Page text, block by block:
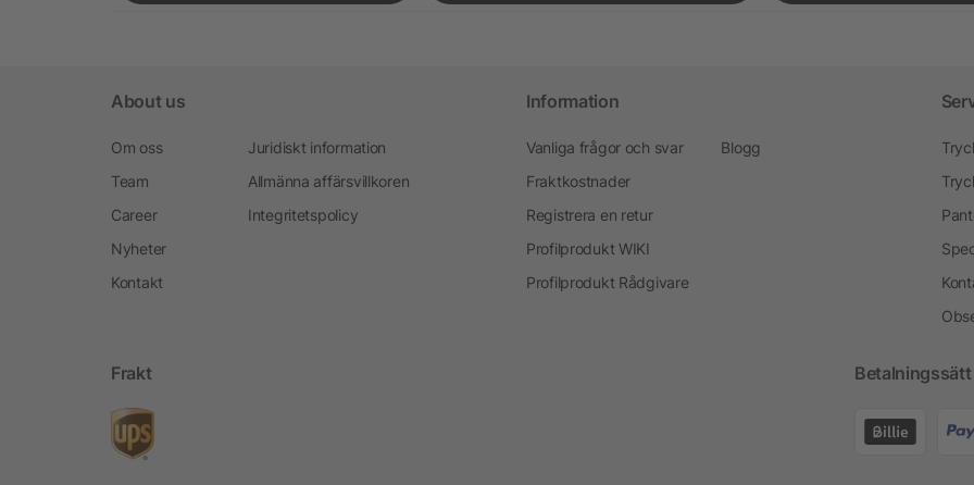
About us
Om oss
Team
Career
Nyheter
Kontakt
Juridiskt information
Allmänna affärsvillkoren
Integritetspolicy
Information
Vanliga frågor och svar
Fraktkostnader
Registrera en retur
Profilprodukt WIKI
Profilprodukt Rådgivare
Blogg
Frakt Betalningssätt